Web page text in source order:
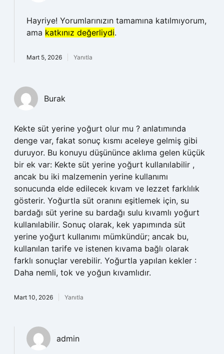
Hayriye! Yorumlarınızın tamamına katılmıyorum,
ama katkınız değerliydi.
Mart 5, 2026 Yanıtla
Burak
Kekte süt yerine yoğurt olur mu ? anlatımında
denge var, fakat sonuç kısmı aceleye gelmiş gibi
duruyor. Bu konuyu düşününce aklıma gelen küçük
bir ek var: Kekte süt yerine yoğurt kullanılabilir ,
ancak bu iki malzemenin yerine kullanımı
sonucunda elde edilecek kıvam ve lezzet farklılık
gösterir. Yoğurtla süt oranını eşitlemek için, su
bardağı süt yerine su bardağı sulu kıvamlı yoğurt
kullanılabilir. Sonuç olarak, kek yapımında süt
yerine yoğurt kullanımı mümkündür; ancak bu,
kullanılan tarife ve istenen kıvama bağlı olarak
farklı sonuçlar verebilir. Yoğurtla yapılan kekler :
Daha nemli, tok ve yoğun kıvamlıdır.
Mart 10, 2026 Yanıtla
admin